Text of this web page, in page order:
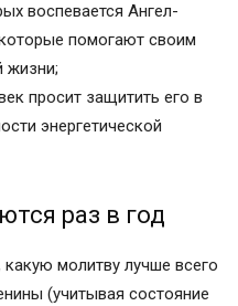
воспевается Ангел-
помогают своим
жизни;
просит защитить его в
энергетической
раз в год
молитву лучше всего
(учитывая состояние